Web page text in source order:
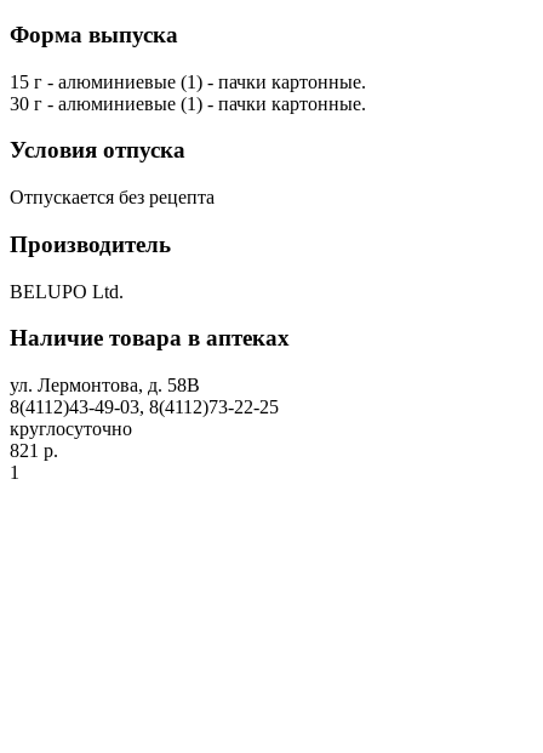
Форма выпуска
15 г - алюминиевые (1) - пачки картонные.
30 г - алюминиевые (1) - пачки картонные.
Условия отпуска
Отпускается без рецепта
Производитель
BELUPO Ltd.
Наличие товара в аптеках
ул. Лермонтова, д. 58В
8(4112)43-49-03, 8(4112)73-22-25
круглосуточно
821 р.
1